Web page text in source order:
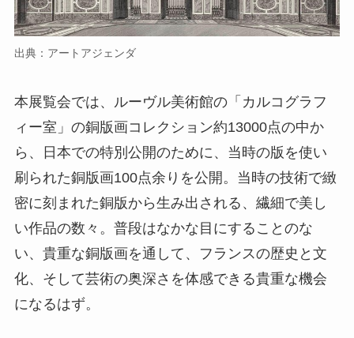
出典：アートアジェンダ
本展覧会では、ルーヴル美術館の「カルコグラフ
ィー室」の銅版画コレクション約13000点の中か
ら、日本での特別公開のために、当時の版を使い
刷られた銅版画100点余りを公開。当時の技術で緻
密に刻まれた銅版から生み出される、繊細で美し
い作品の数々。普段はなかな目にすることのな
い、貴重な銅版画を通して、フランスの歴史と文
化、そして芸術の奥深さを体感できる貴重な機会
になるはず。